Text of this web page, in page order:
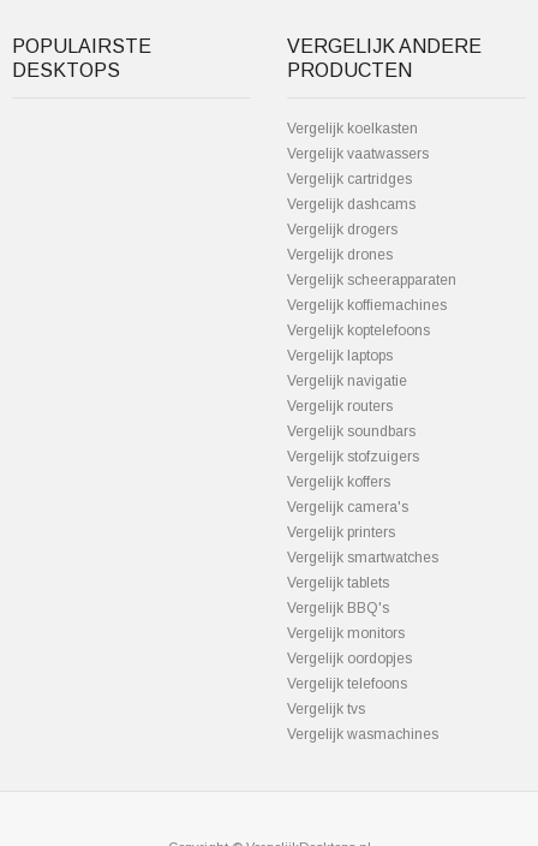
POPULAIRSTE
DESKTOPS
VERGELIJK ANDERE
PRODUCTEN
Vergelijk koelkasten
Vergelijk vaatwassers
Vergelijk cartridges
Vergelijk dashcams
Vergelijk drogers
Vergelijk drones
Vergelijk scheerapparaten
Vergelijk koffiemachines
Vergelijk koptelefoons
Vergelijk laptops
Vergelijk navigatie
Vergelijk routers
Vergelijk soundbars
Vergelijk stofzuigers
Vergelijk koffers
Vergelijk camera's
Vergelijk printers
Vergelijk smartwatches
Vergelijk tablets
Vergelijk BBQ's
Vergelijk monitors
Vergelijk oordopjes
Vergelijk telefoons
Vergelijk tvs
Vergelijk wasmachines